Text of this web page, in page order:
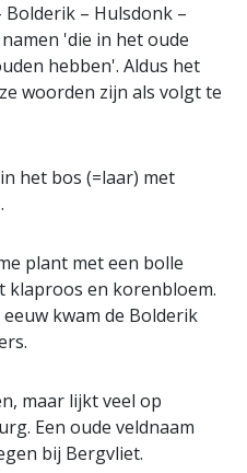
– Hulsdonk –
'die in het oude
hebben'. Aldus het
woorden zijn als volgt te
het bos (=laar) met
plant met een bolle
klaproos en korenbloem.
kwam de Bolderik
maar lijkt veel op
Een oude veldnaam
bij Bergvliet.